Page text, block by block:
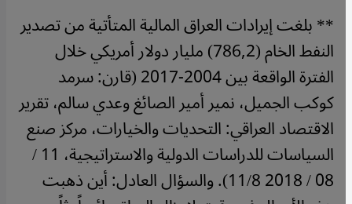
** بلغت إيرادات العراق المالية المتأتية من تصدير
النفط الخام (786,2) مليار دولار أمريكي خلال
الفترة الواقعة بين 2004-2017 (قارن: سرمد
كوكب الجميل، نمير أمير الصائغ وعدي سالم، تقرير
الاقتصاد العراقي: التحديات والخيارات، مركز صنع
السياسات للدراسات الدولية والاستراتيجية، 11 /
08 / 2018 11/8). والسؤال العادل: أين ذهبت